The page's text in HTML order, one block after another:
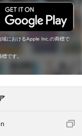
におけるApple Inc.の商標で
です。